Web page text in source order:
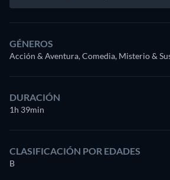
GÉNEROS
Acción & Aventura, Comedia, Misterio &
DURACIÓN
1h 39min
CLASIFICACIÓN POR EDADES
B